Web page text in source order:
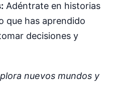
Adéntrate en historias
que has aprendido
decisiones y
nuevos mundos y